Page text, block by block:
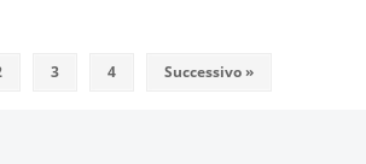
3 4 Successivo »